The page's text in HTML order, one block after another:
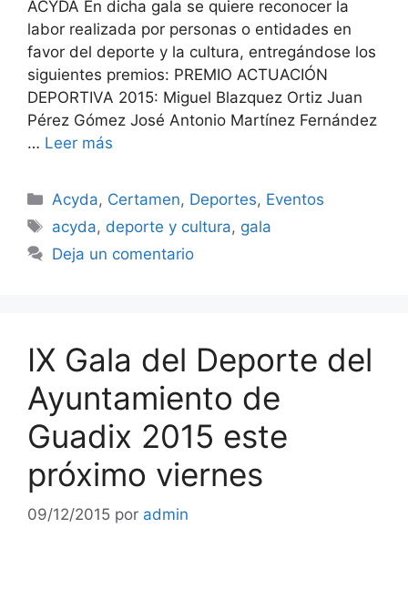
ACYDA En dicha gala se quiere reconocer la
labor realizada por personas o entidades en
favor del deporte y la cultura, entregándose los
siguientes premios: PREMIO ACTUACIÓN
DEPORTIVA 2015: Miguel Blazquez Ortiz Juan
Pérez Gómez José Antonio Martínez Fernández
… Leer más
Categorías
Acyda, Certamen, Deportes, Eventos
Etiquetas
acyda, deporte y cultura, gala
Deja un comentario
IX Gala del Deporte del
Ayuntamiento de
Guadix 2015 este
próximo viernes
09/12/2015 por admin